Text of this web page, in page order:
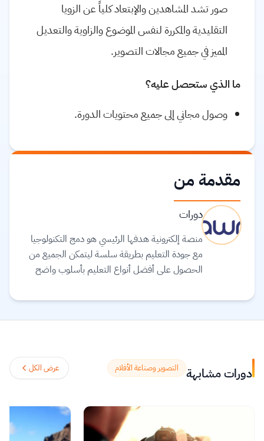
صور تشد المشاهدين والإبتعاد كلياً عن الزويا
التقليدية والمكررة لنفس الموضوع والزاوية والتعديل
المميز في جميع مجالات التصوير.
ما الذي ستحصل عليه؟
وصول مجاني إلى جميع محتويات الدورة.
مقدمة من
دورات
منصة إلكترونية هدفها الرئيسي هو دمج التكنولوجيا
مع جودة التعليم بطريقة سلسة ليتمكن الجميع من
الحصول على أفضل أنواع التعليم بأسلوب واضح
دورات مشابهة التصوير وصناعة الأفلام عرض الكل